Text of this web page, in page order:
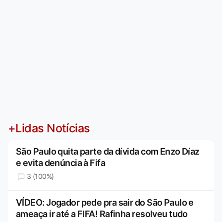
+Lidas Notícias
São Paulo quita parte da dívida com Enzo Díaz
e evita denúncia à Fifa
3 (100%)
VÍDEO: Jogador pede pra sair do São Paulo e
ameaça ir até a FIFA! Rafinha resolveu tudo